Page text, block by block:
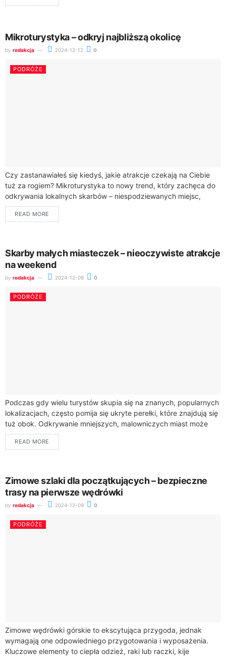
Mikroturystyka – odkryj najbliższą okolicę
by redakcja 2024-12-12 0
PODRÓŻE
Czy zastanawiałeś się kiedyś, jakie atrakcje czekają na Ciebie
tuż za rogiem? Mikroturystyka to nowy trend, który zachęca do
odkrywania lokalnych skarbów – niespodziewanych miejsc,
ciekawych historii i niezwykłych doświadczeń,...
READ MORE
Skarby małych miasteczek – nieoczywiste atrakcje
na weekend
by redakcja 2024-12-09 0
PODRÓŻE
Podczas gdy wielu turystów skupia się na znanych, popularnych
lokalizacjach, często pomija się ukryte perełki, które znajdują się
tuż obok. Odkrywanie mniejszych, malowniczych miast może
okazać się prawdziwą przygodą, pełną...
READ MORE
Zimowe szlaki dla początkujących – bezpieczne
trasy na pierwsze wędrówki
by redakcja 2024-12-09 0
PODRÓŻE
Zimowe wędrówki górskie to ekscytująca przygoda, jednak
wymagają one odpowiedniego przygotowania i wyposażenia.
Kluczowe elementy to ciepła odzież, raki lub raczki, kije